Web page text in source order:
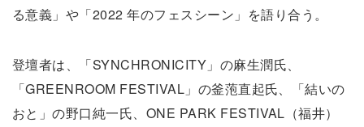
る意義」や「2022 年のフェスシーン」を語り合う。
登壇者は、「SYNCHRONICITY」の麻生潤氏、
「GREENROOM FESTIVAL」の釜萢直起氏、「結いの
おと」の野口純一氏、ONE PARK FESTIVAL（福井）